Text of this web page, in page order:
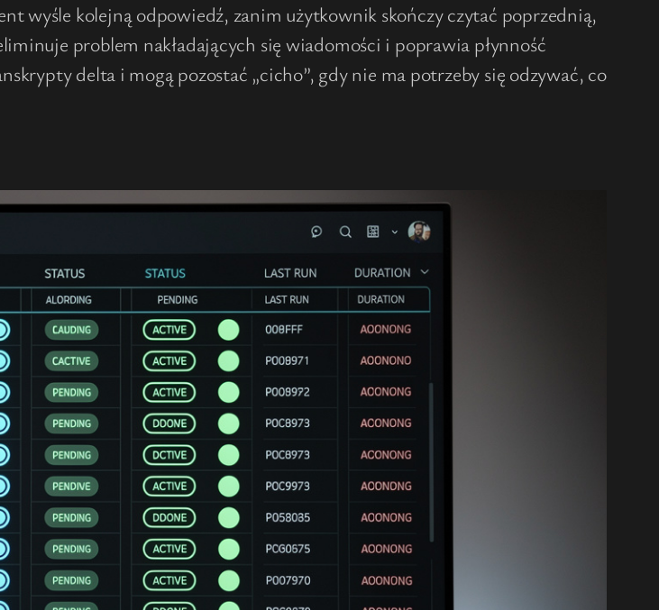
wyśle kolejną odpowiedź, zanim użytkownik skończy czytać poprzednią,
problem nakładających się wiadomości i poprawia płynność
delta i mogą pozostać „cicho”, gdy nie ma potrzeby się odzywać, co